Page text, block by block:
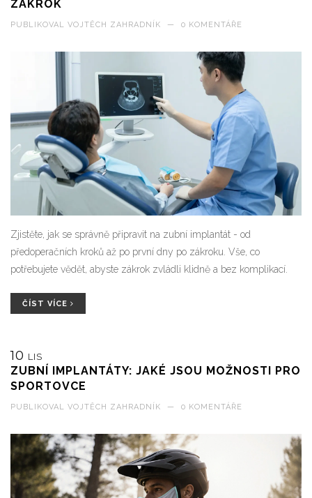
ZÁKROK
PUBLIKOVAL VOJTĚCH ZAHRADNÍK — 0 KOMENTÁŘE
Zjistěte, jak se správně připravit na zubní implantát - od
předoperačních kroků až po první dny po zákroku. Vše, co
potřebujete vědět, abyste zákrok zvládli klidně a bez komplikací.
ČÍST VÍCE
10 LIS
ZUBNÍ IMPLANTÁTY: JAKÉ JSOU MOŽNOSTI PRO
SPORTOVCE
PUBLIKOVAL VOJTĚCH ZAHRADNÍK — 0 KOMENTÁŘE